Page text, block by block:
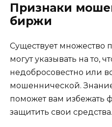
Признаки
биржи
Существует множество
могут указывать на то,
недобросовестно или
мошеннической.
поможет вам избежать
защитить свои средства.